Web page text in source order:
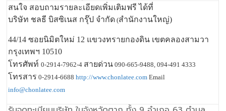
สนใจ สอบถามรายละเอียดเพิ่มเติมฟรี ได้ที่
บริษัท ชลธี บิสซิเนส กรุ๊ป จำกัด (สำนักงานใหญ่)
44/14 ซอยนิมิตใหม่ 12 แขวงทรายกองดิน เขตคลองสามวา
กรุงเทพฯ 10510
โทรศัพท์0-2914-7962-4 สายด่วน 090-665-9488, 094-491 4333
โทรสาร 0-2914-6688http://www.chonlatee.com Email
info@chonlatee.com